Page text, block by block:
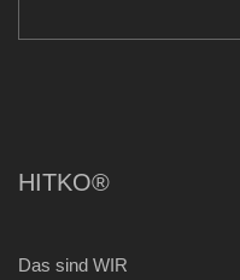
HITKO®
Das sind WIR